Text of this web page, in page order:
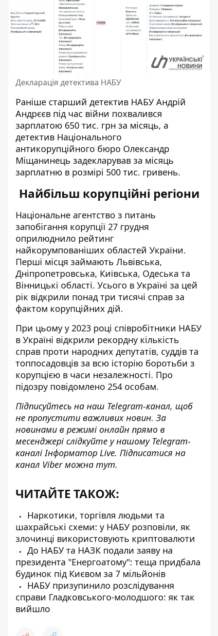
Декларація детектива НАБУ
Раніше старший детектив НАБУ Андрій
Андрєєв під час війни похвалився
зарплатою 650 тис. грн за місяць, а
детектив Національного
антикорупційного бюро Олександр
Міщанинець задекларував за місяць
зарплатню в розмірі 500 тис. гривень.
Найбільш корупційні регіони
Національне агентство з питань
запобігання корупції 27 грудня
оприлюднило рейтинг
найкорумпованіших областей України.
Перші місця займають Львівська,
Дніпропетровська, Київська, Одеська та
Вінницькі області. Усього в Україні за цей
рік відкрили понад три тисячі справ за
фактом корупційних дій.
При цьому у 2023 році співробітники НАБУ
в Україні відкрили рекордну кількість
справ проти народних депутатів, суддів та
топпосадовців за всю історію боротьби з
корупцією в часи незалежності. Про
підозру повідомлено 254 особам.
Підписуйтесь на наш Telegram-канал, щоб
не пропустити важливих новин. За
новинами в режимі онлайн прямо в
месенджері слідкуйте у нашому Telegram-
каналі Інформатор Live. Підписатися на
канал Viber можна тут.
ЧИТАЙТЕ ТАКОЖ:
Наркотики, торгівля людьми та
шахрайські схеми: у НАБУ розповіли, як
злочинці використовують криптовалюти
До НАБУ та НАЗК подали заяву на
президента "Енергоатому": теща придбала
будинок під Києвом за 7 мільйонів
НАБУ призупинило розслідування
справи Гладковського-молодшого: як так
вийшло